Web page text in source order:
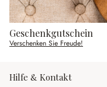
Geschenkgutschein
Verschenken Sie Freude!
Hilfe & Kontakt